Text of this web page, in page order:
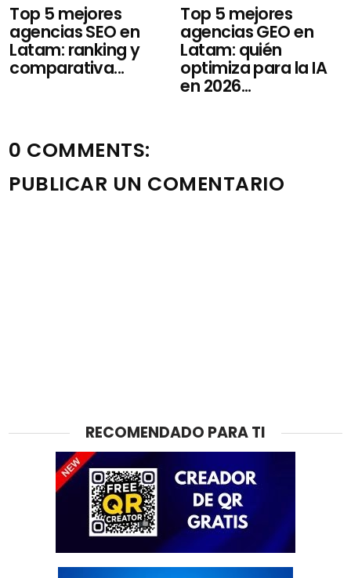
Top 5 mejores
agencias SEO en
Latam: ranking y
comparativa...
Top 5 mejores
agencias GEO en
Latam: quién
optimiza para la IA
en 2026...
0 COMMENTS:
PUBLICAR UN COMENTARIO
RECOMENDADO PARA TI